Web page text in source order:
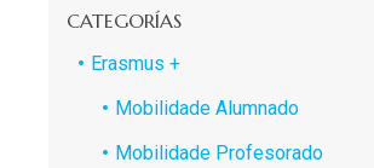
CATEGORÍAS
Erasmus +
Mobilidade Alumnado
Mobilidade Profesorado